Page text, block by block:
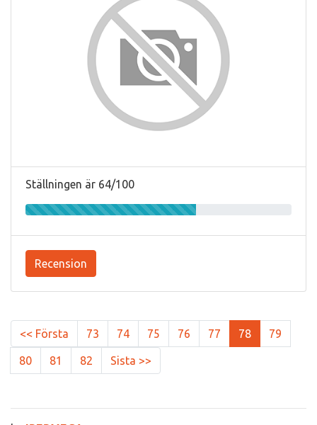
Ställningen är 64/100
Recension
<< Första 73 74 75 76 77 78 79
80 81 82 Sista >>